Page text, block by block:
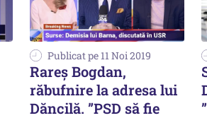
Publicat pe 11 Noi 2019
Rareș Bogdan,
răbufnire la adresa lui
Dăncilă. ”PSD să fie